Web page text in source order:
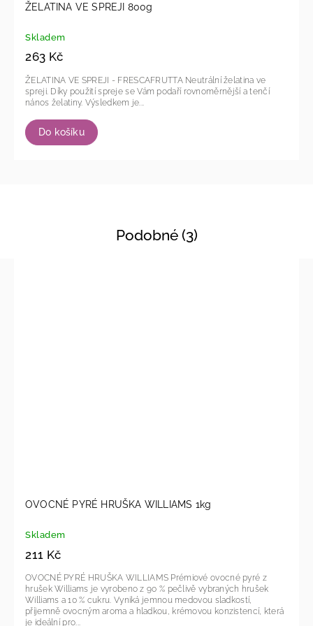
ŽELATINA VE SPREJI 800g
Skladem
263 Kč
Do košíku
ŽELATINA VE SPREJI - FRESCAFRUTTA Neutrální želatina ve
spreji. Díky použití spreje se Vám podaří rovnoměrnější a tenčí
nános želatiny. Výsledkem je...
Podobné (3)
OVOCNÉ PYRÉ HRUŠKA WILLIAMS 1kg
Skladem
211 Kč
OVOCNÉ PYRÉ HRUŠKA WILLIAMS Prémiové ovocné pyré z
hrušek Williams je vyrobeno z 90 % pečlivě vybraných hrušek
Williams a 10 % cukru. Vyniká jemnou medovou sladkostí,
příjemně ovocným aroma a hladkou, krémovou konzistencí, která
je ideální pro...